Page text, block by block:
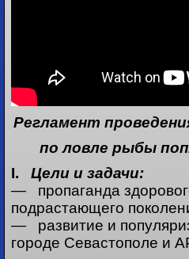
Регламент
по ловле рыбы
I. Цели и задачи:
— пропаганда
подрастающего
— развитие и
городе Севастополе и